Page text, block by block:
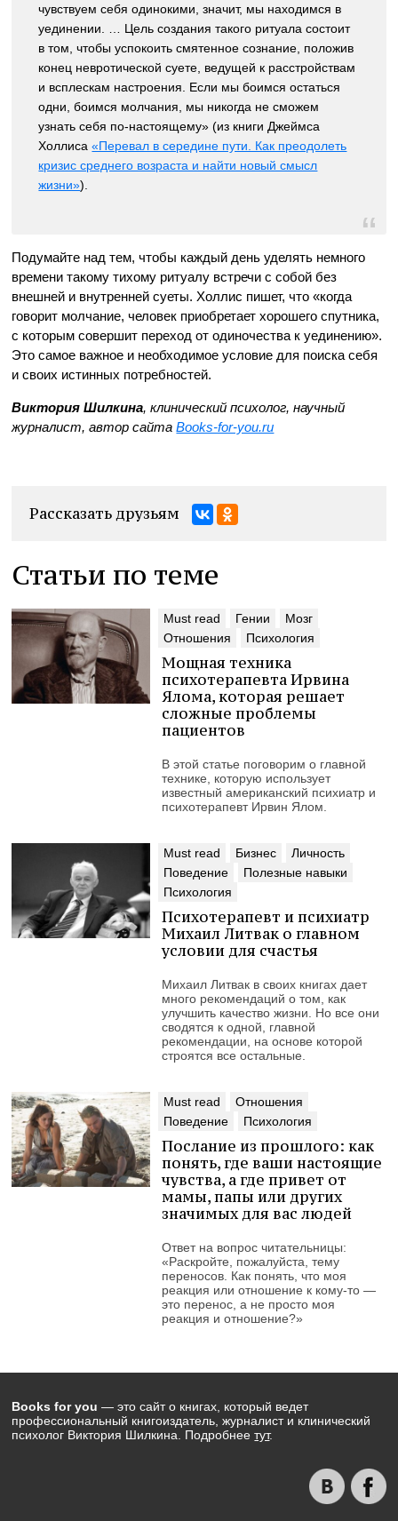
чувствуем себя одинокими, значит, мы находимся в
уединении. … Цель создания такого ритуала состоит
в том, чтобы успокоить смятенное сознание, положив
конец невротической суете, ведущей к расстройствам
и всплескам настроения. Если мы боимся остаться
одни, боимся молчания, мы никогда не сможем
узнать себя по-настоящему» (из книги Джеймса
Холлиса«Перевал в середине пути. Как преодолеть
кризис среднего возраста и найти новый смысл
жизни»).
Подумайте над тем, чтобы каждый день уделять немного
времени такому тихому ритуалу встречи с собой без
внешней и внутренней суеты. Холлис пишет, что «когда
говорит молчание, человек приобретает хорошего спутника,
с которым совершит переход от одиночества к уединению».
Это самое важное и необходимое условие для поиска себя
и своих истинных потребностей.
Виктория Шилкина, клинический психолог, научный
журналист, автор сайтаBooks-for-you.ru
Рассказать друзьям
Статьи по теме
Must read Гении
Мозг
Отношения
Психология
Мощная техника
психотерапевта Ирвина
Ялома, которая решает
сложные проблемы
пациентов
В этой статье поговорим о главной
технике, которую использует
известный американский психиатр и
психотерапевт Ирвин Ялом.
Must read Бизнес
Личность
Поведение
Полезные навыки
Психология
Психотерапевт и психиатр
Михаил Литвак о главном
условии для счастья
Михаил Литвак в своих книгах дает
много рекомендаций о том, как
улучшить качество жизни. Но все они
сводятся к одной, главной
рекомендации, на основе которой
строятся все остальные.
Must read
Отношения
Поведение
Психология
Послание из прошлого: как
понять, где ваши настоящие
чувства, а где привет от
мамы, папы или других
значимых для вас людей
Ответ на вопрос читательницы:
«Раскройте, пожалуйста, тему
переносов. Как понять, что моя
реакция или отношение к кому-то —
это перенос, а не просто моя
реакция и отношение?»
Books for you — это сайт о книгах, который ведет
профессиональный книгоиздатель, журналист и клинический
психолог Виктория Шилкина. Подробнеетут.